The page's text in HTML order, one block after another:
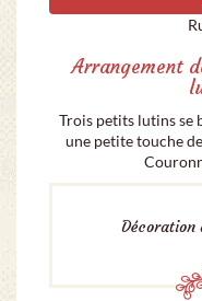
Arrangement
Trois petits lutins se
une petite touche
Décoration